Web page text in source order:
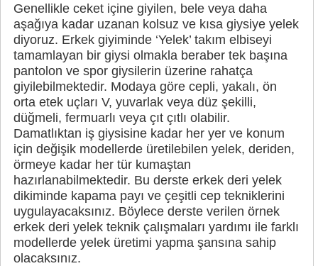
Genellikle ceket içine giyilen, bele veya daha
aşağıya kadar uzanan kolsuz ve kısa giysiye yelek
diyoruz. Erkek giyiminde ‘Yelek’ takım elbiseyi
tamamlayan bir giysi olmakla beraber tek başına
pantolon ve spor giysilerin üzerine rahatça
giyilebilmektedir. Modaya göre cepli, yakalı, ön
orta etek uçları V, yuvarlak veya düz şekilli,
düğmeli, fermuarlı veya çıt çıtlı olabilir.
Damatlıktan iş giysisine kadar her yer ve konum
için değişik modellerde üretilebilen yelek, deriden,
örmeye kadar her tür kumaştan
hazırlanabilmektedir. Bu derste erkek deri yelek
dikiminde kapama payı ve çeşitli cep tekniklerini
uygulayacaksınız. Böylece derste verilen örnek
erkek deri yelek teknik çalışmaları yardımı ile farklı
modellerde yelek üretimi yapma şansına sahip
olacaksınız.